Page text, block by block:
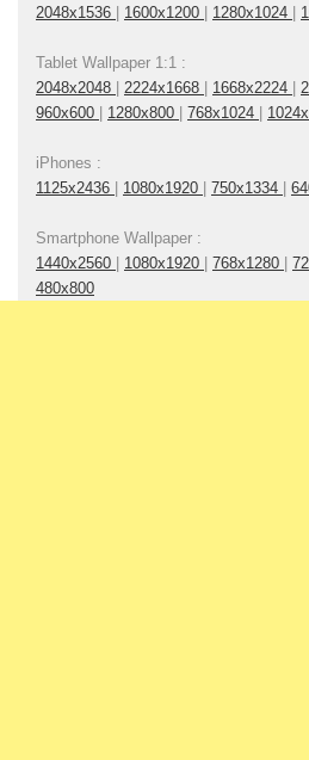
2048x1536 | 1600x1200 | 1280x1024 |
Tablet Wallpaper 1:1 :
2048x2048 | 2224x1668 | 1668x2224 |
960x600 | 1280x800 | 768x1024 |
iPhones :
1125x2436 | 1080x1920 | 750x1334 |
Smartphone Wallpaper :
1440x2560 | 1080x1920 | 768x1280 |
480x800